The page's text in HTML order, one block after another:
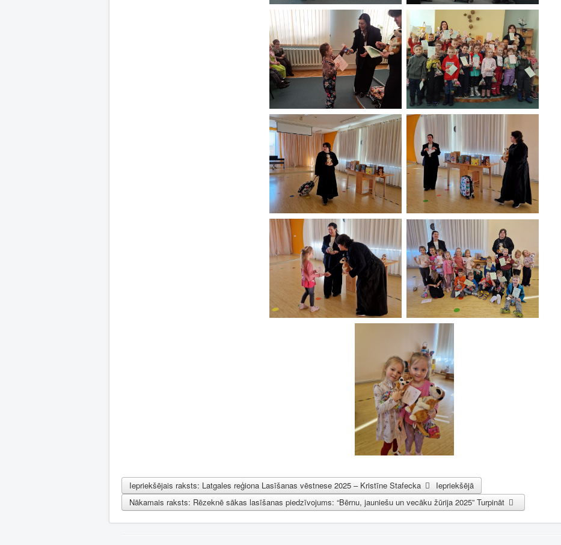
Iepriekšējais raksts: Latgales reģiona Lasīšanas vēstnese 2025 – Kristīne Stafecka
Iepriekšējā
Nākamais raksts: Rēzeknē sākas lasīšanas piedzīvojums: “Bērnu, jauniešu un vecāku žūrija 2025” Turpināt